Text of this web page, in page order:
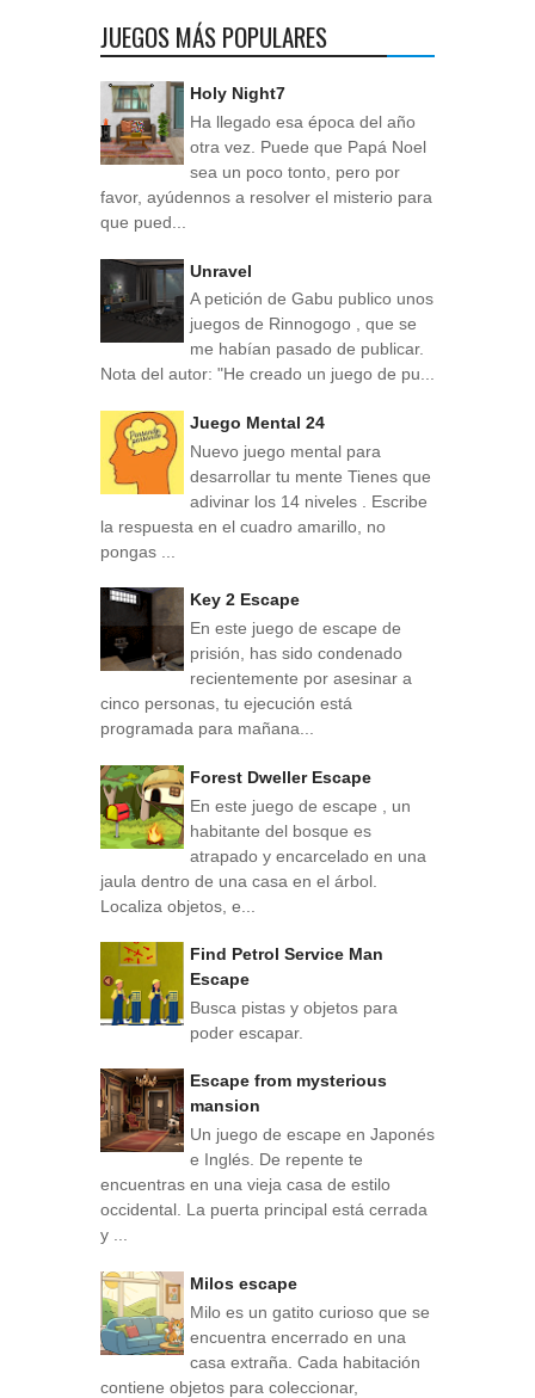
JUEGOS MÁS POPULARES
Holy Night7
Ha llegado esa época del año
otra vez. Puede que Papá Noel
sea un poco tonto, pero por
favor, ayúdennos a resolver el misterio para
que pued...
Unravel
A petición de Gabu publico unos
juegos de Rinnogogo , que se
me habían pasado de publicar.
Nota del autor: "He creado un juego de pu...
Juego Mental 24
Nuevo juego mental para
desarrollar tu mente Tienes que
adivinar los 14 niveles . Escribe
la respuesta en el cuadro amarillo, no
pongas ...
Key 2 Escape
En este juego de escape de
prisión, has sido condenado
recientemente por asesinar a
cinco personas, tu ejecución está
programada para mañana...
Forest Dweller Escape
En este juego de escape , un
habitante del bosque es
atrapado y encarcelado en una
jaula dentro de una casa en el árbol.
Localiza objetos, e...
Find Petrol Service Man
Escape
Busca pistas y objetos para
poder escapar.
Escape from mysterious
mansion
Un juego de escape en Japonés
e Inglés. De repente te
encuentras en una vieja casa de estilo
occidental. La puerta principal está cerrada
y ...
Milos escape
Milo es un gatito curioso que se
encuentra encerrado en una
casa extraña. Cada habitación
contiene objetos para coleccionar,